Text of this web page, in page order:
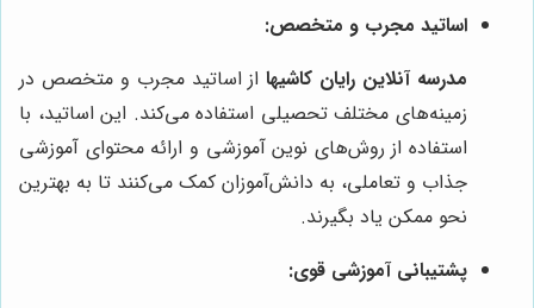
اساتید مجرب و متخصص:
مدرسه آنلاین رایان کاشیهااز اساتید مجرب و متخصص در
زمینه‌های مختلف تحصیلی استفاده می‌کند. این اساتید، با
استفاده از روش‌های نوین آموزشی و ارائه محتوای آموزشی
جذاب و تعاملی، به دانش‌آموزان کمک می‌کنند تا به بهترین
نحو ممکن یاد بگیرند.
پشتیبانی آموزشی قوی: